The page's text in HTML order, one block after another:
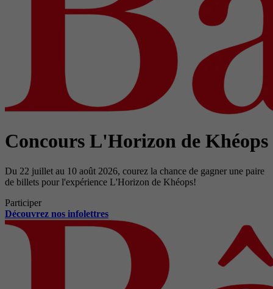
Concours L'Horizon de Khéops
Du 22 juillet au 10 août 2026, courez la chance de gagner une paire
de billets pour l'expérience L'Horizon de Khéops!
Participer
Découvrez nos infolettres